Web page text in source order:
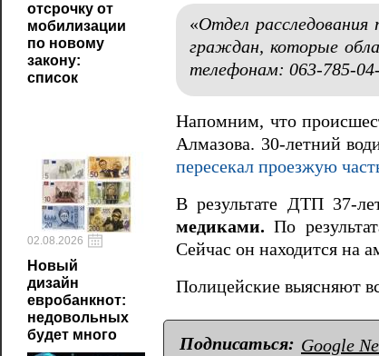
отсрочку от
мобилизации
по новому
закону:
список
02.08.2026
Новый
дизайн
евробанкнот:
недовольных
будет много
«Отдел расследования
граждан, которые
телефонам: 063-785-
Напомним, что
Алмазова. 30-летний
пересекал проезжую
В результате ДТП 37-
медиками. По
Сейчас он находится на
Полицейские выясняют
Подписаться: Google